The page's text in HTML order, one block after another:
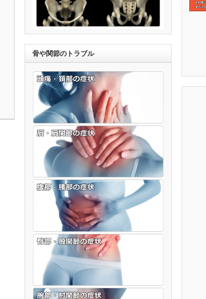
骨や関節のトラブル